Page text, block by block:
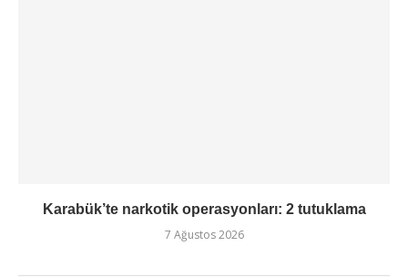
Karabük’te narkotik operasyonları: 2 tutuklama
7 Ağustos 2026